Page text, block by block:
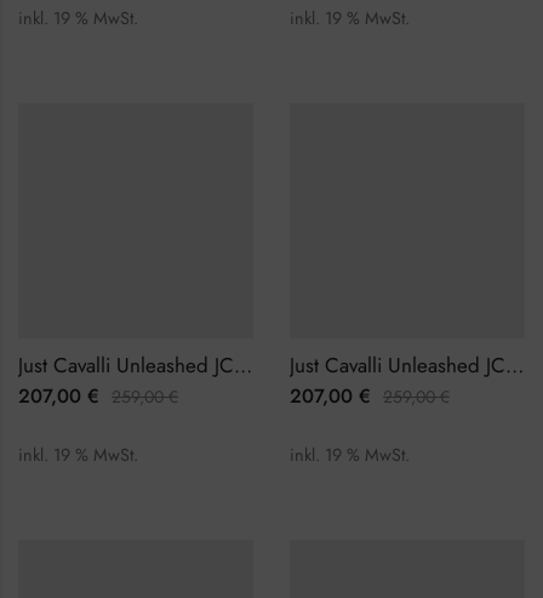
inkl. 19 % MwSt. inkl. 19 % MwSt.
Just Cavalli Unleashed JC1L266M0035 Damenuhr
207,00 € 259,00€
inkl. 19 % MwSt.
Just Cavalli Unleashed JC1L266M0055 Damenuhr
207,00 € 259,00€
inkl. 19 % MwSt.